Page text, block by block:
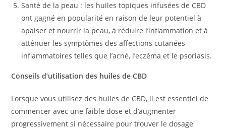
Santé de la peau : les huiles topiques infusées de CBD
ont gagné en popularité en raison de leur potentiel à
apaiser et nourrir la peau, à réduire l’inflammation et à
atténuer les symptômes des affections cutanées
inflammatoires telles que l’acné, l’eczéma et le psoriasis.
Conseils d’utilisation des huiles de CBD
Lorsque vous utilisez des huiles de CBD, il est essentiel de
commencer avec une faible dose et d’augmenter
progressivement si nécessaire pour trouver le dosage